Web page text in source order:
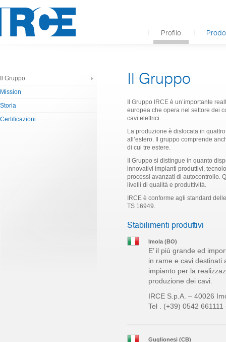
Profilo
Il Gruppo
Mission
Storia
Certificazioni
Il Gruppo
Il Gruppo IRCE è un’importante
europea che opera nel settore dei
cavi elettrici.
La produzione è dislocata in
all’estero. Il gruppo comprende
di cui tre estere.
Il Gruppo si distingue in quanto
innovativi impianti produttivi,
processi avanzati di autocontrollo.
livelli di qualità e produttività.
IRCE è conforme agli standard
TS 16949.
Stabilimenti produttivi
Imola (BO)
E’ il più grande ed
in rame e cavi destinati
impianto per la
produzione dei cavi.
IRCE S.p.A. – 40026
Tel . (+39) 0542
Guglionesi (CB)